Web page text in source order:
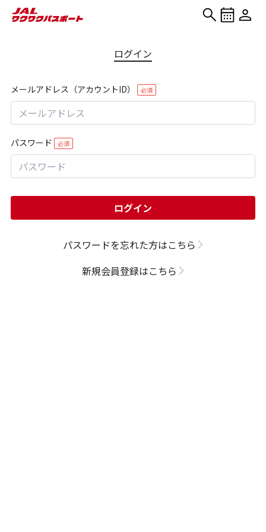
ログイン
メールアドレス（アカウントID） 必須
パスワード 必須
ログイン
パスワードを忘れた方はこちら
新規会員登録はこちら